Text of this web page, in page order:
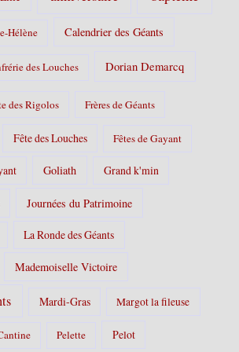
Hélène Calendrier des Géants
des Louches Dorian Demarcq
des Rigolos Frères de Géants
Fête des Louches Fêtes de Gayant
Goliath Grand k'min
Journées du Patrimoine
La Ronde des Géants
Mademoiselle Victoire
Mardi-Gras Margot la fileuse
Pelette Pelot